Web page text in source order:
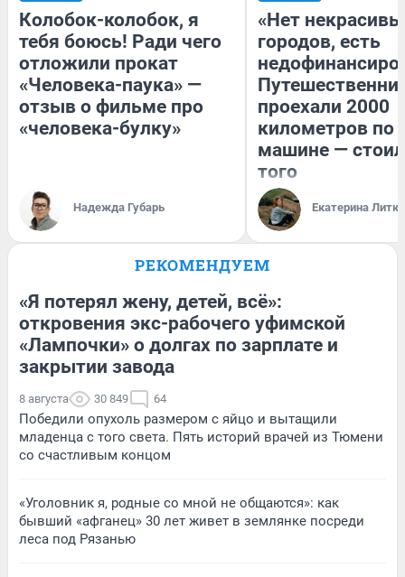
Колобок-колобок, я
тебя боюсь! Ради чего
отложили прокат
«Человека-паука» —
отзыв о фильме про
«человека-булку»
Надежда Губарь
«Нет
городов, есть
проехали 2000
километров по
машине —
того
Екатерина
РЕКОМЕНДУЕМ
«Я потерял жену, детей, всё»:
откровения экс-рабочего уфимской
«Лампочки» о долгах по зарплате и
закрытии завода
8 августа 30 849 64
Победили опухоль размером с яйцо и вытащили
младенца с того света. Пять историй врачей из Тюмени
со счастливым концом
«Уголовник я, родные со мной не общаются»: как
бывший «афганец» 30 лет живет в землянке посреди
леса под Рязанью